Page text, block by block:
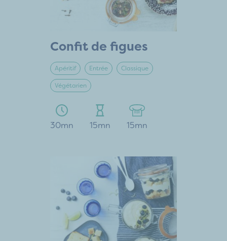
Confit de figues
Apéritif Entrée Classique
Végétarien
30mn 15mn 15mn